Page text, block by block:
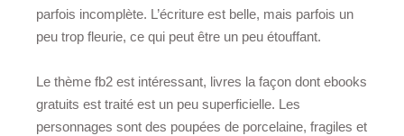
parfois incomplète. L’écriture est belle, mais parfois un
peu trop fleurie, ce qui peut être un peu étouffant.
Le thème fb2 est intéressant, livres la façon dont ebooks
gratuits est traité est un peu superficielle. Les
personnages sont des poupées de porcelaine, fragiles et